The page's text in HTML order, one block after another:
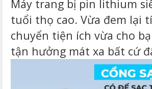
Máy trang bị pin lithium
tuổi thọ cao. Vừa đem lại
chuyển tiện ích vừa cho
tận hưởng mát xa bất cứ